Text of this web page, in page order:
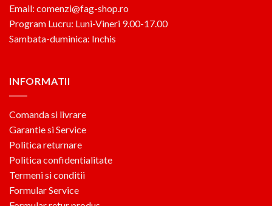
Email: comenzi@fag-shop.ro
Program Lucru: Luni-Vineri 9.00-17.00
Sambata-duminica: Inchis
INFORMATII
Comanda si livrare
Garantie si Service
Politica returnare
Politica confidentialitate
Termeni si conditii
Formular Service